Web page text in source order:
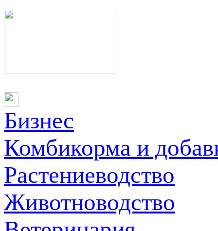
Бизнес
Комбикорма и
Растениеводство
Животноводство